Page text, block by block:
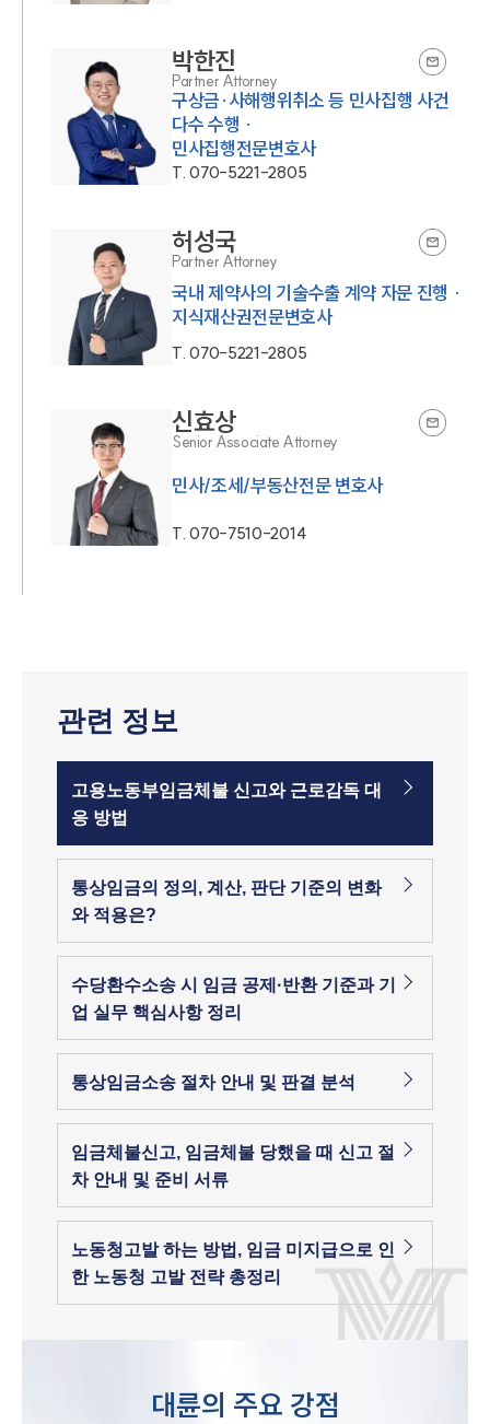
박한진
Partner Attorney
구상금·사해행위취소 등 민사집행 사건
다수 수행 ·
민사집행전문변호사
T.070-5221-2805
허성국
Partner Attorney
국내 제약사의 기술수출 계약 자문 진행 ·
지식재산권전문변호사
T.070-5221-2805
신효상
Senior Associate Attorney
민사/조세/부동산전문 변호사
T.070-7510-2014
관련 정보
고용노동부임금체불 신고와 근로감독 대
응 방법
통상임금의 정의, 계산, 판단 기준의 변화
와 적용은?
수당환수소송 시 임금 공제·반환 기준과 기
업 실무 핵심사항 정리
통상임금소송 절차 안내 및 판결 분석
임금체불신고, 임금체불 당했을 때 신고 절
차 안내 및 준비 서류
노동청고발 하는 방법, 임금 미지급으로 인
한 노동청 고발 전략 총정리
대륜의 주요 강점